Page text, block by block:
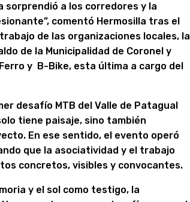
sorprendió a los corredores y la
comentó Hermosilla tras el
de las organizaciones locales, la
de la Municipalidad de Coronel y
y B-Bike, esta última a cargo del
desafío MTB del Valle de Patagual
tiene paisaje, sino también
En ese sentido, el evento operó
que la asociatividad y el trabajo
concretos, visibles y convocantes.
y el sol como testigo, la